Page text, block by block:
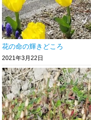
花の命の輝きどころ
2021年3月22日